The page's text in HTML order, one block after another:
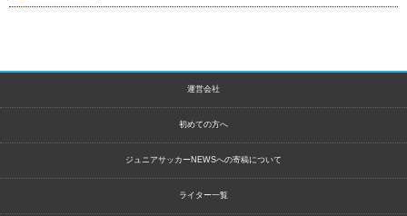
運営会社
初めての方へ
ジュニアサッカーNEWSへの寄稿について
ライター一覧